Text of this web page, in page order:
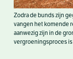
Zodra de bunds zijn
vangen het komende
aanwezig zijn in de
vergroeningsproces